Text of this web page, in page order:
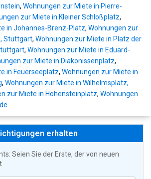
, Wohnungen zur Miete in Pierre-
zur Miete in Kleiner Schloßplatz,
in Johannes-Brenz-Platz, Wohnungen zur
Stuttgart, Wohnungen zur Miete in Platz der
, Wohnungen zur Miete in Eduard-
zur Miete in Diakonissenplatz,
in Feuerseeplatz, Wohnungen zur Miete in
, Wohnungen zur Miete in Wilhelmsplatz,
zur Miete in Hohensteinplatz, Wohnungen
erhalten
Seien Sie der Erste, der von neuen